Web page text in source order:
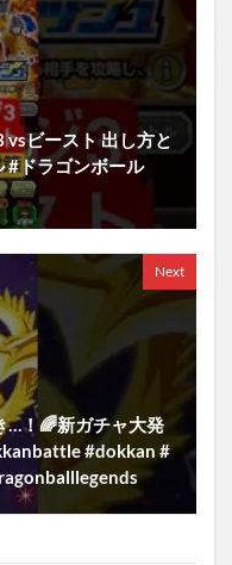
vsビースト 出し方と
#ドラゴンボール
Next
…！🌈新ガチャ大発
#dokkan #